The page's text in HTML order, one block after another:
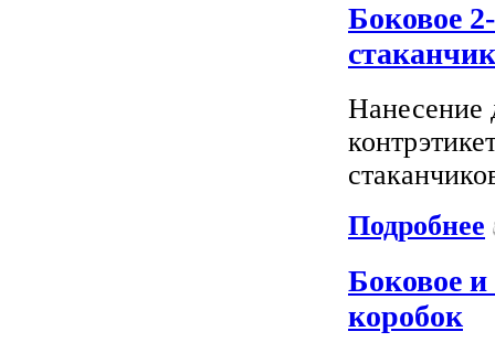
Боковое
Нанесение
Подробнее
Боковое и
коробок